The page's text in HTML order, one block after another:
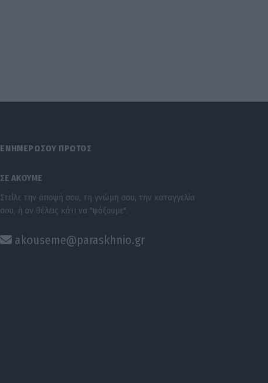
ΕΝΗΜΕΡΩΣΟΥ ΠΡΩΤΟΣ
ΣΕ ΑΚΟΥΜΕ
Στείλε την άποψή σου, τη γνώμη σου, την καταγγελία
σου, ή αν θέλεις κάτι να "ψάξουμε".
akouseme@paraskhnio.gr